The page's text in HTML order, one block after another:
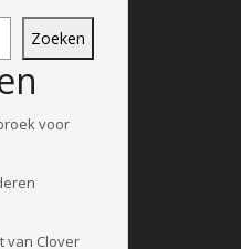
Zoeken
voor
van Clover